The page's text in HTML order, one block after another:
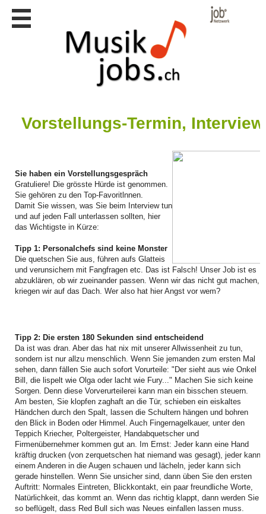
Stellen
Tipp's
JOB-
App's
Lehrstellen
finden
Lehrstellen
inserieren
Vorstellungs-Termin, Interview
Sie haben ein Vorstellungsgespräch
Gratuliere! Die grösste Hürde ist genommen.
Sie gehören zu den Top-Favoritlnnen.
Damit Sie wissen, was Sie beim Interview tun
und auf jeden Fall unterlassen sollten, hier
das Wichtigste in Kürze:
Tipp 1: Personalchefs sind keine Monster
Die quetschen Sie aus, führen aufs Glatteis
und verunsichern mit Fangfragen etc. Das ist Falsch! Unser Job ist es
abzuklären, ob wir zueinander passen. Wenn wir das nicht gut machen,
kriegen wir auf das Dach. Wer also hat hier Angst vor wem?
Tipp 2: Die ersten 180 Sekunden sind entscheidend
Da ist was dran. Aber das hat nix mit unserer Allwissenheit zu tun,
sondern ist nur allzu menschlich. Wenn Sie jemanden zum ersten Mal
sehen, dann fällen Sie auch sofort Vorurteile: "Der sieht aus wie Onkel
Bill, die lispelt wie Olga oder lacht wie Fury..." Machen Sie sich keine
Sorgen. Denn diese Vorverurteilerei kann man ein bisschen steuern.
Am besten, Sie klopfen zaghaft an die Tür, schieben ein eiskaltes
Händchen durch den Spalt, lassen die Schultern hängen und bohren
den Blick in Boden oder Himmel. Auch Fingernagelkauer, unter den
Teppich Kriecher, Poltergeister, Handabquetscher und
Firmenübernehmer kommen gut an. Im Ernst: Jeder kann eine Hand
kräftig drucken (von zerquetschen hat niemand was gesagt), jeder kann
einem Anderen in die Augen schauen und lächeln, jeder kann sich
gerade hinstellen. Wenn Sie unsicher sind, dann üben Sie den ersten
Auftritt: Normales Eintreten, Blickkontakt, ein paar freundliche Worte,
Natürlichkeit, das kommt an. Wenn das richtig klappt, dann werden Sie
so beflügelt, dass Red Bull sich was Neues einfallen lassen muss.